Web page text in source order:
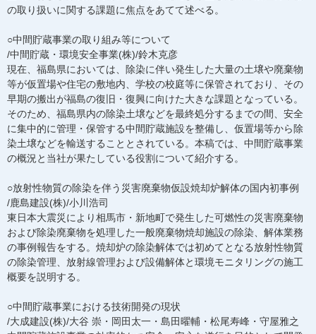
の取り扱いに関する課題に焦点をあてて述べる。
○中間貯蔵事業の取り組み等について
/中間貯蔵・環境安全事業(株)/鈴木克彦
現在、福島県においては、除染に伴い発生した大量の土壌や廃棄物
等が仮置場や住宅の敷地内、学校の校庭等に保管されており、その
早期の搬出が福島の復旧・復興に向けた大きな課題となっている。
そのため、福島県内の除染土壌などを最終処分するまでの間、安全
に集中的に管理・保管する中間貯蔵施設を整備し、仮置場等から除
染土壌などを輸送することとされている。本稿では、中間貯蔵事業
の概況と当社が果たしている役割について紹介する。
○放射性物質の除染を伴う災害廃棄物仮設焼却炉解体の国内初事例
/鹿島建設(株)/小川浩司
東日本大震災により相馬市・新地町で発生した可燃性の災害廃棄物
および除染廃棄物を処理した一般廃棄物焼却施設の除染、解体業務
の事例報告をする。焼却炉の除染解体では初めてとなる放射性物質
の除染管理、放射線管理および設備解体と環境モニタリングの施工
概要を説明する。
○中間貯蔵事業における技術開発の現状
/大成建設(株)/大谷 崇・岡田太一・島田曜輔・松尾寿峰・守屋雅之